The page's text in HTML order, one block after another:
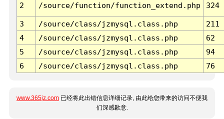
2 /source/function/function_extend.php 324
3 /source/class/jzmysql.class.php
211
4
/source/class/jzmysql.class.php
62
5
/source/class/jzmysql.class.php
94
6
/source/class/jzmysql.class.php 76
www.365jz.com 已经将此出错信息详细记录, 由此给您带来的访问不便我
们深感歉意.